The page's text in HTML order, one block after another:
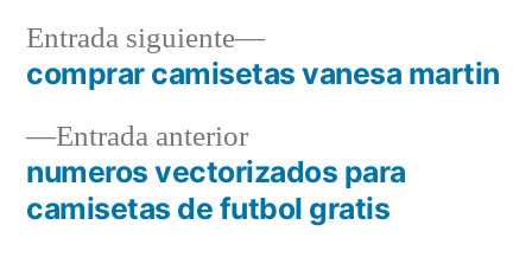
Navegación
de
entradas
Entrada anteriorEntrada
anterior:
numeros vectorizados para
camisetas de futbol gratis
Entrada siguiente
Entrada
siguiente:
comprar camisetas vanesa martin